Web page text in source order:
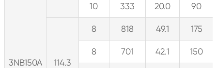
3NB150A
10 333 20.0 90
114.3
8 818 49.1 175
8 701 42.1 150